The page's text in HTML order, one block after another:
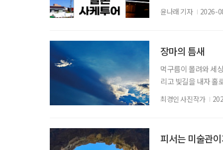
다. 여행 일정은 12
슈를 만드는 사카
윤나래 기자 2026-
장마의 틈새
먹구름이 몰려와 세
리고 빛길을 내자 홀
을 억눌러도 빛은 언
최경인 사진작가
피서는 미술관